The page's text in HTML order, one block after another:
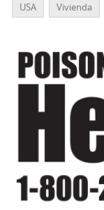
USA
Vivienda